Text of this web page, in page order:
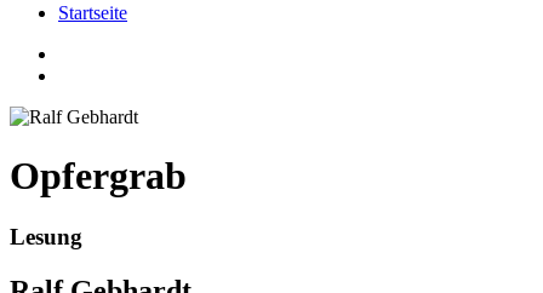
Startseite
Opfergrab
Lesung